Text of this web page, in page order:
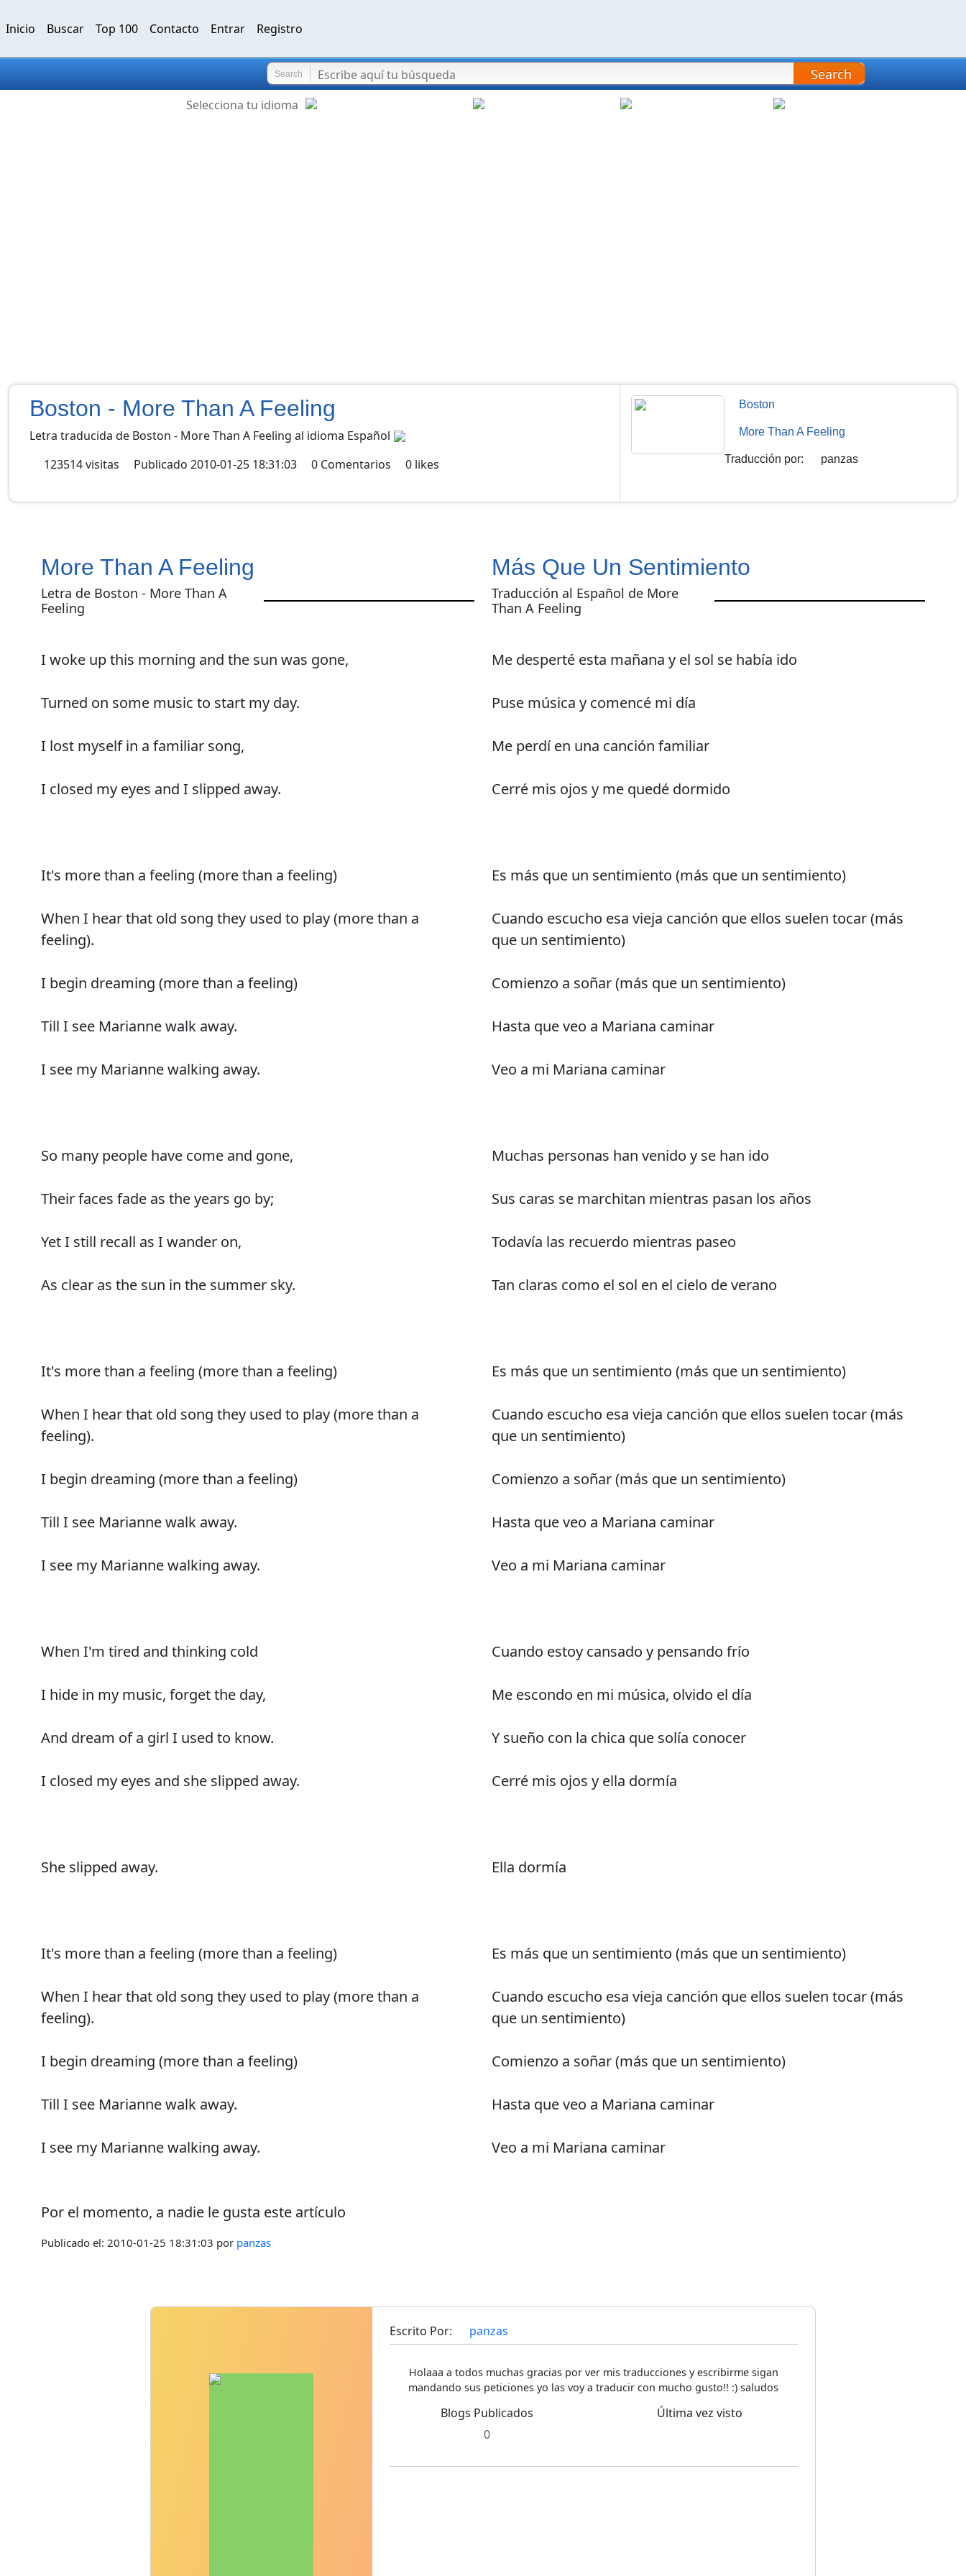
Inicio Buscar Top 100 Contacto Entrar Registro
Search Search
Selecciona tu idioma
Boston - More Than A Feeling
Letra traducida de Boston - More Than A Feeling al idioma Español
123514visitas Publicado 2010-01-25 18:31:03 0 Comentarios 0 likes
Boston
More Than A Feeling
Traducción por: panzas
More Than A Feeling
Letra de Boston - More Than A
Feeling
I woke up this morning and the sun was gone,
Turned on some music to start my day.
I lost myself in a familiar song,
I closed my eyes and I slipped away.
It's more than a feeling (more than a feeling)
When I hear that old song they used to play (more than a
feeling).
I begin dreaming (more than a feeling)
Till I see Marianne walk away.
I see my Marianne walking away.
So many people have come and gone,
Their faces fade as the years go by;
Yet I still recall as I wander on,
As clear as the sun in the summer sky.
It's more than a feeling (more than a feeling)
When I hear that old song they used to play (more than a
feeling).
I begin dreaming (more than a feeling)
Till I see Marianne walk away.
I see my Marianne walking away.
When I'm tired and thinking cold
I hide in my music, forget the day,
And dream of a girl I used to know.
I closed my eyes and she slipped away.
She slipped away.
It's more than a feeling (more than a feeling)
When I hear that old song they used to play (more than a
feeling).
I begin dreaming (more than a feeling)
Till I see Marianne walk away.
I see my Marianne walking away.
Por el momento, a nadie le gusta este artículo
Publicado el: 2010-01-25 18:31:03 por panzas
Más Que Un Sentimiento
Traducción al Español de More
Than A Feeling
Me desperté esta mañana y el sol se había ido
Puse música y comencé mi día
Me perdí en una canción familiar
Cerré mis ojos y me quedé dormido
Es más que un sentimiento (más que un sentimiento)
Cuando escucho esa vieja canción que ellos suelen tocar (más
que un sentimiento)
Comienzo a soñar (más que un sentimiento)
Hasta que veo a Mariana caminar
Veo a mi Mariana caminar
Muchas personas han venido y se han ido
Sus caras se marchitan mientras pasan los años
Todavía las recuerdo mientras paseo
Tan claras como el sol en el cielo de verano
Es más que un sentimiento (más que un sentimiento)
Cuando escucho esa vieja canción que ellos suelen tocar (más
que un sentimiento)
Comienzo a soñar (más que un sentimiento)
Hasta que veo a Mariana caminar
Veo a mi Mariana caminar
Cuando estoy cansado y pensando frío
Me escondo en mi música, olvido el día
Y sueño con la chica que solía conocer
Cerré mis ojos y ella dormía
Ella dormía
Es más que un sentimiento (más que un sentimiento)
Cuando escucho esa vieja canción que ellos suelen tocar (más
que un sentimiento)
Comienzo a soñar (más que un sentimiento)
Hasta que veo a Mariana caminar
Veo a mi Mariana caminar
Escrito Por: panzas
Holaaa a todos muchas gracias por ver mis traducciones y escribirme sigan
mandando sus peticiones yo las voy a traducir con mucho gusto!! :) saludos
Blogs Publicados
0
Última vez visto